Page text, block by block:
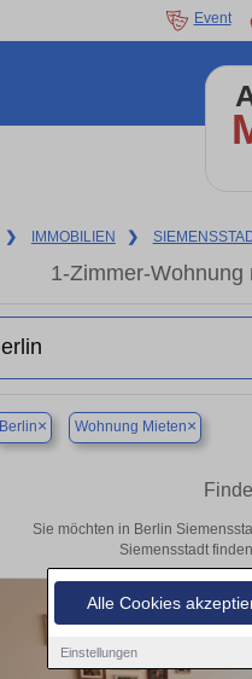
Alle Cookies
Einstellungen
Event
❯ IMMOBILIEN ❯
1-Zimmer-
Berlin× Wohnung Mieten×
Sie möchten in Berlin
Siemensstadt